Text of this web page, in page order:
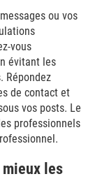
ou vos
vous
évitant les
Répondez
de contact et
vos posts. Le
professionnels
les